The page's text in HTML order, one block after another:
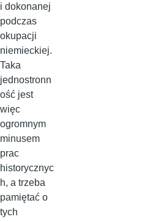
i dokonanej
podczas
okupacji
niemieckiej.
Taka
jednostronn
ość jest
więc
ogromnym
minusem
prac
historycznyc
h, a trzeba
pamiętać o
tych